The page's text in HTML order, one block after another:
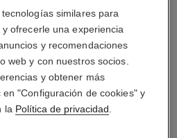
similares para
ofrecerle una experiencia
y recomendaciones
web y con nuestros socios.
y obtener más
"Configuración de cookies" y
la Política de privacidad